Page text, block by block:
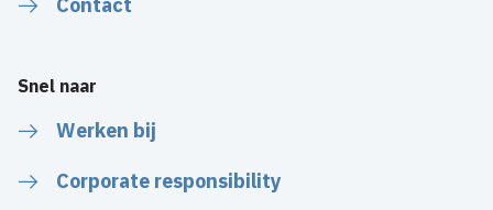
Contact
Snel naar
Werken bij
Corporate responsibility